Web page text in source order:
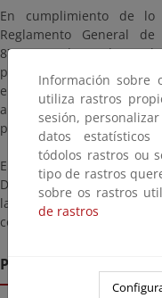
En cumplimiento de
Reglamento General
876/2014, de 10 de
pública, por un plazo de
el proyecto presentado
alegaciones,
pertinentes.
El proyecto estará a
Demarcación sitas en
laborables y horario de
consultarse aquí:
Prazo de remisión
Información sobre
utiliza rastros
sesión,
datos estatísticos
tódolos rastros ou
tipo de rastros
sobre os rastros
de rastros